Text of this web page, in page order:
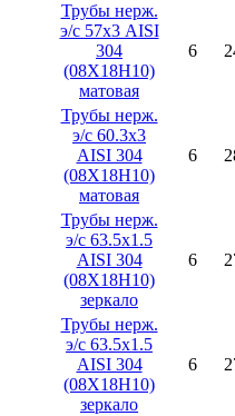
Трубы нерж.
э/с 57х3 AISI
304
(08X18H10)
матовая
6
Трубы нерж.
э/с 60.3х3
AISI 304
(08X18H10)
матовая
6
Трубы нерж.
э/с 63.5х1.5
AISI 304
(08X18H10)
зеркало
6
Трубы нерж.
э/с 63.5х1.5
AISI 304
(08X18H10)
зеркало
6